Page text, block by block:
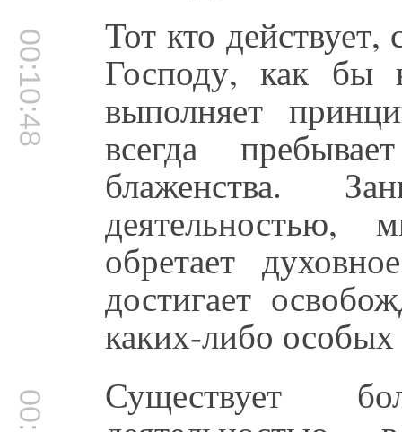
00:10:48 Тот кто
Господу, как бы
выполняет
всегда
блаженства.
деятельностью,
обретает
достигает
каких-либо
Существует